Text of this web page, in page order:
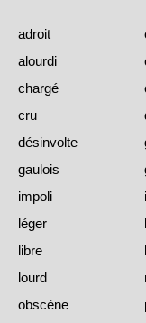
adroit
alourdi
chargé
cru
désinvolte
gaulois
impoli
léger
libre
lourd
obscène